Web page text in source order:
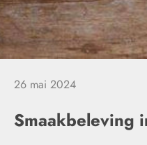
26 mai 2024
Smaakbeleving